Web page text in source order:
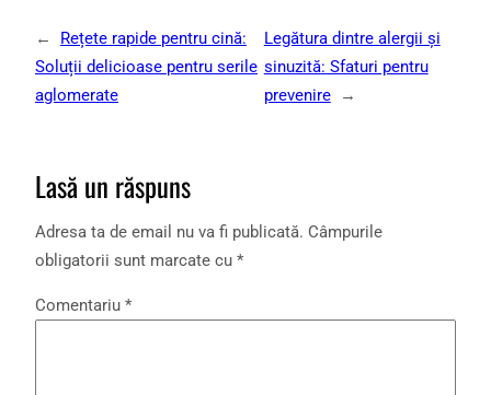
←
Rețete rapide pentru cină:
Soluții delicioase pentru serile
aglomerate
Legătura dintre alergii și
sinuzită: Sfaturi pentru
prevenire
→
Lasă un răspuns
Adresa ta de email nu va fi publicată. Câmpurile
obligatorii sunt marcate cu *
Comentariu *